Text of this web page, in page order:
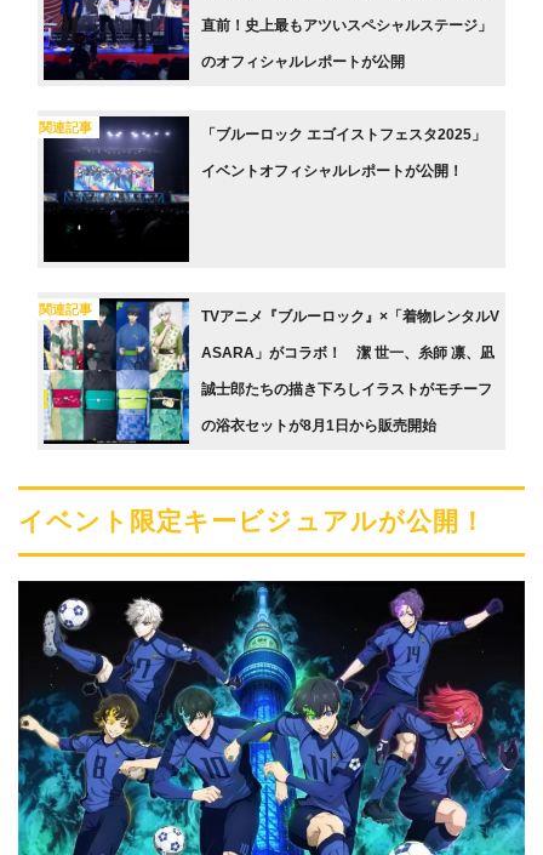
直前！史上最もアツいスペシャルステージ」
のオフィシャルレポートが公開
関連記事 「ブルーロック エゴイストフェスタ2025」
イベントオフィシャルレポートが公開！
関連記事 TVアニメ『ブルーロック』×「着物レンタルV
ASARA」がコラボ！ 潔 世一、糸師 凛、凪
誠士郎たちの描き下ろしイラストがモチーフ
の浴衣セットが8月1日から販売開始
イベント限定キービジュアルが公開！